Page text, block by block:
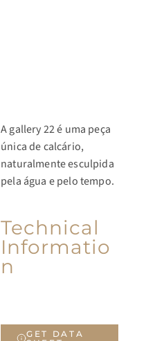
A gallery 22 é uma peça
única de calcário,
naturalmente esculpida
pela água e pelo tempo.
Technical
Informatio
n
GET DATA